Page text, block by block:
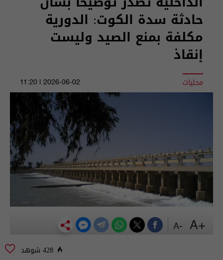
حادثة سدة الكوت: الدورية
مكلفة بمنع الصيد وليست
إنقاذ
محليات 2026-06-02 | 11:20
428 شوهد
+A
-A